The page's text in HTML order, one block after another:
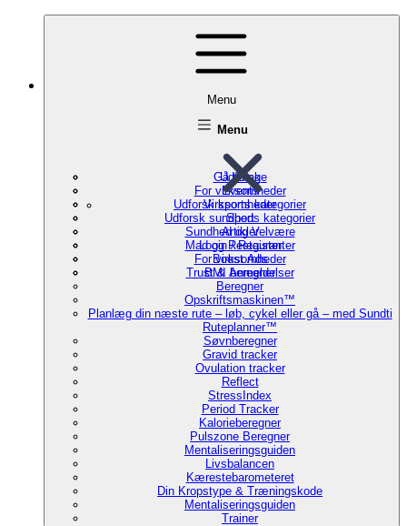
Menu
Menu
Udforsk
Events
Udforsk sports kategorier
Udforsk sundheds kategorier
Artikler
Login / Register
For virksomheder
BMI beregner
Beregner
Opskriftsmaskinen™
Planlæg din næste rute – løb, cykel eller gå – med Sundti
Ruteplanner™
Søvnberegner
Gravid tracker
Ovulation tracker
Reflect
StressIndex
Period Tracker
Kalorieberegner
Pulszone Beregner
Mentaliseringsguiden
Livsbalancen
Kærestebarometeret
Din Kropstype & Træningskode
Mentaliseringsguiden
Trainer
Gå tilbage
For virksomheder
Virksomheder
Sport
Sundhed og Velvære
Mad og Restauranter
Boost Ads
Trust & Anmeldelser